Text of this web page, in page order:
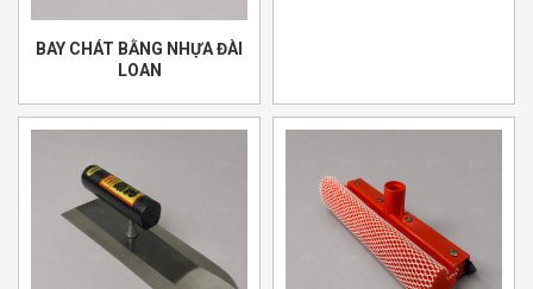
BAY CHÁT BẰNG NHỰA ĐÀI
LOAN